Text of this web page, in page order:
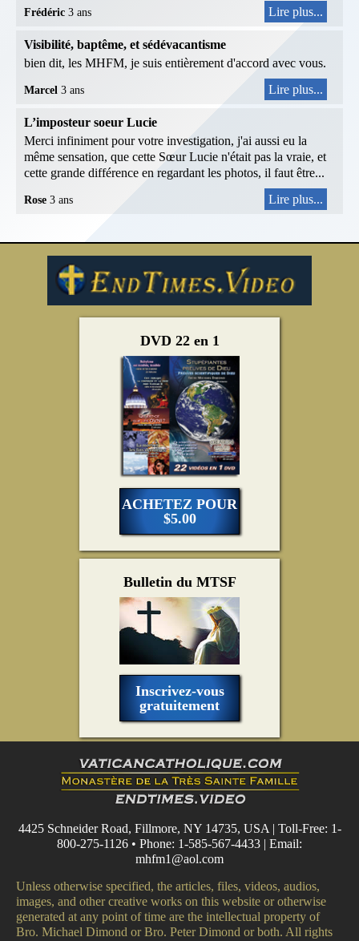
Frédéric 3 ans Lire plus...
Visibilité, baptême, et sédévacantisme
bien dit, les MHFM, je suis entièrement d'accord avec vous.
Marcel 3 ans Lire plus...
L’imposteur soeur Lucie
Merci infiniment pour votre investigation, j'ai aussi eu la
même sensation, que cette Sœur Lucie n'était pas la vraie, et
cette grande différence en regardant les photos, il faut être...
Rose 3 ans Lire plus...
DVD 22 en 1
ACHETEZ POUR
$5.00
Bulletin du MTSF
Inscrivez-vous
gratuitement
4425 Schneider Road, Fillmore, NY 14735, USA | Toll-Free: 1-
800-275-1126 • Phone: 1-585-567-4433 | Email:
mhfm1@aol.com
Unless otherwise specified, the articles, files, videos, audios,
images, and other creative works on this website or otherwise
generated at any point of time are the intellectual property of
Bro. Michael Dimond or Bro. Peter Dimond or both. All rights